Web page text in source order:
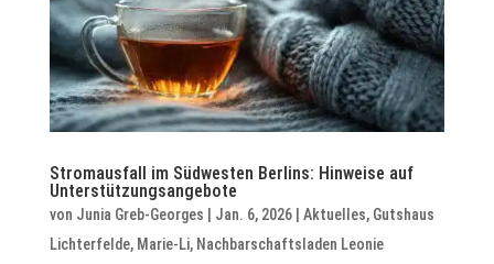
Stromausfall im Südwesten Berlins: Hinweise auf
Unterstützungsangebote
von Junia Greb-Georges Jan. 6, 2026| Aktuelles, Gutshaus
Lichterfelde, Marie-Li, Nachbarschaftsladen Leonie